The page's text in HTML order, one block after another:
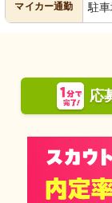
マイカー通勤 駐
応